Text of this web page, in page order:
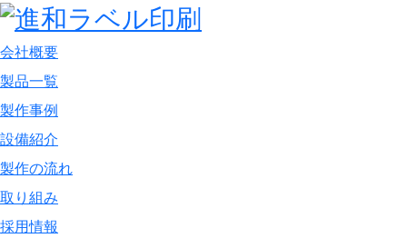
会社概要
製品一覧
製作事例
設備紹介
製作の流れ
取り組み
採用情報